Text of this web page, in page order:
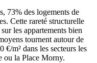
73% des logements de
Cette rareté structurelle
les appartements bien
tournent autour de
€/m² dans les secteurs les
ou la Place Morny.